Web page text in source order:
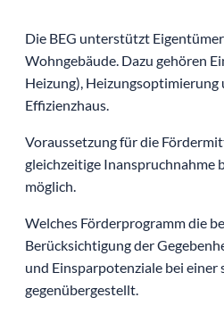
Die BEG unterstützt
Wohngebäude. Dazu gehören
Heizung), Heizungsoptimierung
Effizienzhaus.
Voraussetzung für die
gleichzeitige Inanspruchnahme
möglich.
Welches Förderprogramm die
Berücksichtigung der
und Einsparpotenziale bei
gegenübergestellt.